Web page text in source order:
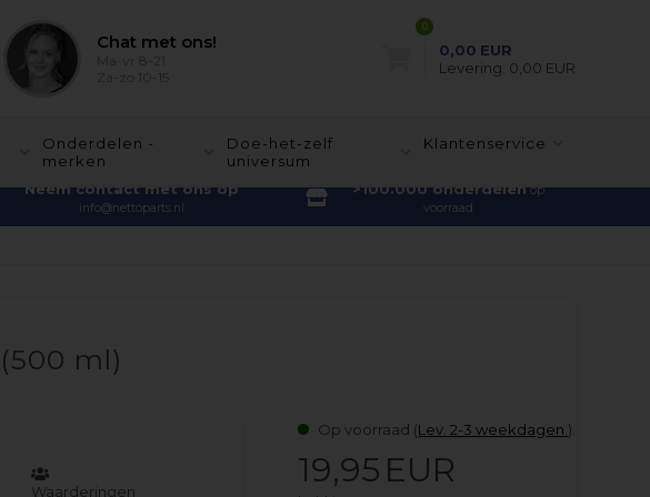
Chat met ons!
0
0,00 EUR
Levering: 0,00 EUR
Onderdelen -
merken
Doe-het-zelf
universum
Klantenservice
Neem contact met ons op
info@nettoparts.nl
>100.000 onderdelen op
voorraad
ml)
Waarderingen
Op voorraad (Lev. 2-3 weekdagen. ).
19,95 EUR